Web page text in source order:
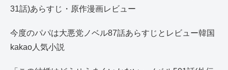
31話)あらすじ・原作漫画レビュー
今度のパパは大悪党ノベル87話あらすじとレビュー韓国
kakao人気小説